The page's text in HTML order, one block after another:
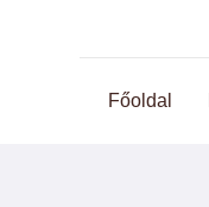
Főoldal